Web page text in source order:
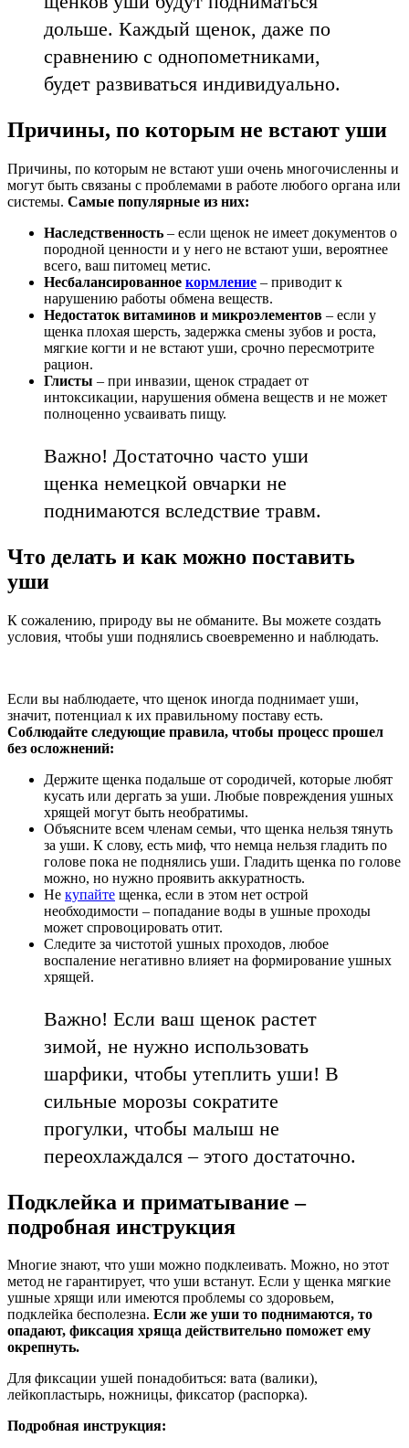
дольше. Каждый щенок, даже по
сравнению с однопометниками,
будет развиваться индивидуально.
Причины, по которым не встают уши
Причины, по которым не встают уши очень многочисленны и
могут быть связаны с проблемами в работе любого органа или
системы. Самые популярные из них:
Наследственность – если щенок не имеет документов о
породной ценности и у него не встают уши, вероятнее
всего, ваш питомец метис.
Несбалансированное кормление – приводит к
нарушению работы обмена веществ.
Недостаток витаминов и микроэлементов – если у
щенка плохая шерсть, задержка смены зубов и роста,
мягкие когти и не встают уши, срочно пересмотрите
рацион.
Глисты – при инвазии, щенок страдает от
интоксикации, нарушения обмена веществ и не может
полноценно усваивать пищу.
Важно! Достаточно часто уши
щенка немецкой овчарки не
поднимаются вследствие травм.
Что делать и как можно поставить
уши
К сожалению, природу вы не обманите. Вы можете создать
условия, чтобы уши поднялись своевременно и наблюдать.
Если вы наблюдаете, что щенок иногда поднимает уши,
значит, потенциал к их правильному поставу есть.
Соблюдайте следующие правила, чтобы процесс прошел
без осложнений:
Держите щенка подальше от сородичей, которые любят
кусать или дергать за уши. Любые повреждения ушных
хрящей могут быть необратимы.
Объясните всем членам семьи, что щенка нельзя тянуть
за уши. К слову, есть миф, что немца нельзя гладить по
голове пока не поднялись уши. Гладить щенка по голове
можно, но нужно проявить аккуратность.
Не купайте щенка, если в этом нет острой
необходимости – попадание воды в ушные проходы
может спровоцировать отит.
Следите за чистотой ушных проходов, любое
воспаление негативно влияет на формирование ушных
хрящей.
Важно! Если ваш щенок растет
зимой, не нужно использовать
шарфики, чтобы утеплить уши! В
сильные морозы сократите
прогулки, чтобы малыш не
переохлаждался – этого достаточно.
Подклейка и приматывание –
подробная инструкция
Многие знают, что уши можно подклеивать. Можно, но этот
метод не гарантирует, что уши встанут. Если у щенка мягкие
ушные хрящи или имеются проблемы со здоровьем,
подклейка бесполезна. Если же уши то поднимаются, то
опадают, фиксация хряща действительно поможет ему
окрепнуть.
Для фиксации ушей понадобиться: вата (валики),
лейкопластырь, ножницы, фиксатор (распорка).
Подробная инструкция: